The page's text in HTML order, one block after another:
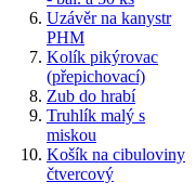
Uzávěr na kanystr
PHM
Kolík pikýrovac
(přepichovací)
Zub do hrabí
Truhlík malý s
miskou
Košík na cibuloviny
čtvercový